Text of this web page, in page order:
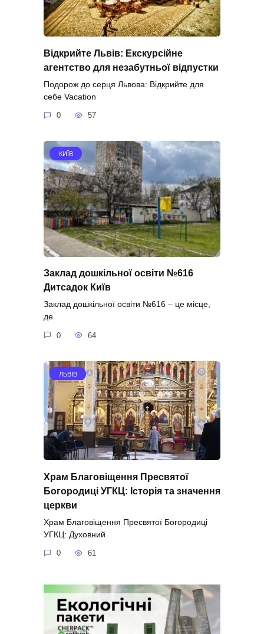
Відкрийте Львів: Екскурсійне
агентство для незабутньої відпустки
Подорож до серця Львова: Відкрийте для
себе Vacation
0 57
КИЇВ
Заклад дошкільної освіти №616
Дитсадок Київ
Заклад дошкільної освіти №616 – це місце,
де
0 64
ЛЬВІВ
Храм Благовіщення Пресвятої
Богородиці УГКЦ: Історія та значення
церкви
Храм Благовіщення Пресвятої Богородиці
УГКЦ: Духовний
0 61